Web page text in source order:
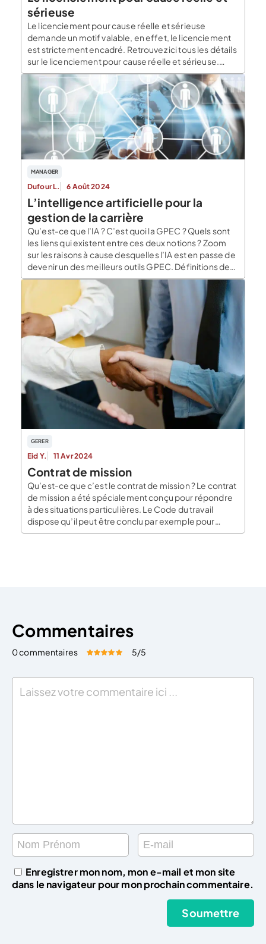
sérieuse
Le licenciement pour cause réelle et sérieuse
demande un motif valable, en effet, le licenciement
est strictement encadré. Retrouvez ici tous les détails
sur le licenciement pour cause réelle et sérieuse.
Qu’est-ce qu’un licenciement pour cause réelle et
sérieuse ? Un licenciement correspond à la rupture du
contrat de travail à l’initiative de l’employeur. Le […]
MANAGER
Dufour L. 6 Août 2024
L’intelligence artificielle pour la
gestion de la carrière
Qu’est-ce que l’IA ? C’est quoi la GPEC ? Quels sont
les liens qui existent entre ces deux notions ? Zoom
sur les raisons à cause desquelles l’IA est en passe de
devenir un des meilleurs outils GPEC. Définitions des
termes GPEC et IA La GPEC et l’IA sont des termes
qui sont utilisés par […]
GERER
Eid Y. 11 Avr 2024
Contrat de mission
Qu’est-ce que c’est le contrat de mission ? Le contrat
de mission a été spécialement conçu pour répondre
à des situations particulières. Le Code du travail
dispose qu’il peut être conclu par exemple pour
remplacer un salarié temporairement absent ou dont
Commentaires
0 commentaires Évaluez cet article:
5/5
Enregistrer mon nom, mon e-mail et mon site
dans le navigateur pour mon prochain commentaire.